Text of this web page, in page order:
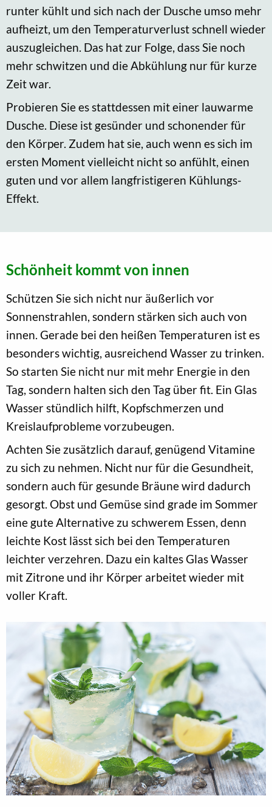
runter kühlt und sich nach der Dusche umso mehr
aufheizt, um den Temperaturverlust schnell wieder
auszugleichen. Das hat zur Folge, dass Sie noch
mehr schwitzen und die Abkühlung nur für kurze
Zeit war.
Probieren Sie es stattdessen mit einer lauwarme
Dusche. Diese ist gesünder und schonender für
den Körper. Zudem hat sie, auch wenn es sich im
ersten Moment vielleicht nicht so anfühlt, einen
guten und vor allem langfristigeren Kühlungs-
Effekt.
Schönheit kommt von innen
Schützen Sie sich nicht nur äußerlich vor
Sonnenstrahlen, sondern stärken sich auch von
innen. Gerade bei den heißen Temperaturen ist es
besonders wichtig, ausreichend Wasser zu trinken.
So starten Sie nicht nur mit mehr Energie in den
Tag, sondern halten sich den Tag über fit. Ein Glas
Wasser stündlich hilft, Kopfschmerzen und
Kreislaufprobleme vorzubeugen.
Achten Sie zusätzlich darauf, genügend Vitamine
zu sich zu nehmen. Nicht nur für die Gesundheit,
sondern auch für gesunde Bräune wird dadurch
gesorgt. Obst und Gemüse sind grade im Sommer
eine gute Alternative zu schwerem Essen, denn
leichte Kost lässt sich bei den Temperaturen
leichter verzehren. Dazu ein kaltes Glas Wasser
mit Zitrone und ihr Körper arbeitet wieder mit
voller Kraft.